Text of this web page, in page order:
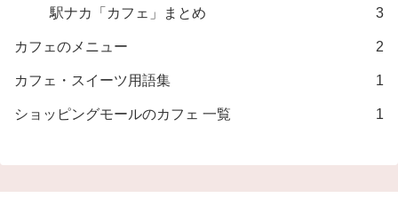
駅ナカ「カフェ」まとめ 3
カフェのメニュー 2
カフェ・スイーツ用語集 1
ショッピングモールのカフェ 一覧 1